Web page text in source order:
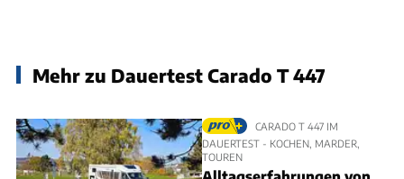
Mehr zu Dauertest Carado T 447
CARADO T 447 IM
DAUERTEST - KOCHEN, MARDER,
TOUREN